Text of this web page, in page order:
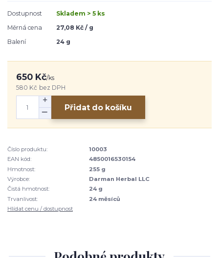
Dostupnost
Skladem > 5 ks
Měrná cena
27,08 Kč / g
Balení
24 g
650 Kč/ks
580 Kč bez DPH
Přidat do košíku
Číslo produktu:
10003
EAN kód:
4850016530154
Hmotnost:
255 g
Výrobce:
Darman Herbal LLC
Čistá hmotnost:
24 g
Trvanlivost:
24 měsíců
Hlídat cenu / dostupnost